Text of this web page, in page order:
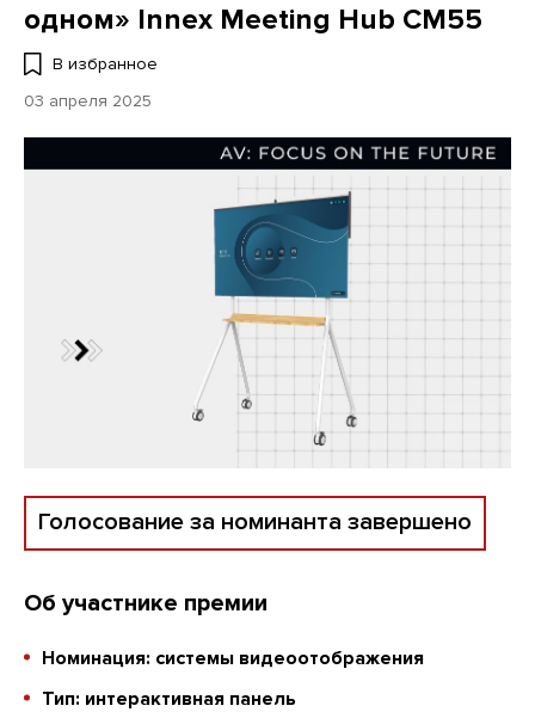
одном» Innex Meeting Hub CM55
В избранное
03 апреля 2025
Голосование за номинанта завершено
Об участнике премии
Номинация: системы видеоотображения
Тип: интерактивная панель